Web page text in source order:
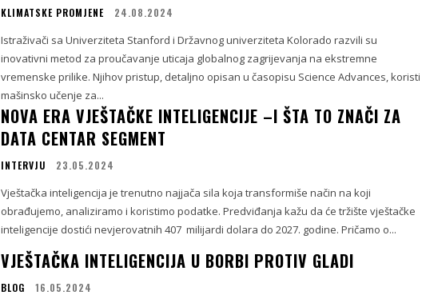
KLIMATSKE PROMJENE 24.08.2024
Istraživači sa Univerziteta Stanford i Državnog univerziteta Kolorado razvili su
inovativni metod za proučavanje uticaja globalnog zagrijevanja na ekstremne
vremenske prilike. Njihov pristup, detaljno opisan u časopisu Science Advances, koristi
mašinsko učenje za...
NOVA ERA VJEŠTAČKE INTELIGENCIJE –I ŠTA TO ZNAČI ZA
DATA CENTAR SEGMENT
INTERVJU 23.05.2024
Vještačka inteligencija je trenutno najjača sila koja transformiše način na koji
obrađujemo, analiziramo i koristimo podatke. Predviđanja kažu da će tržište vještačke
inteligencije dostići nevjerovatnih 407 milijardi dolara do 2027. godine. Pričamo o...
VJEŠTAČKA INTELIGENCIJA U BORBI PROTIV GLADI
BLOG 16.05.2024